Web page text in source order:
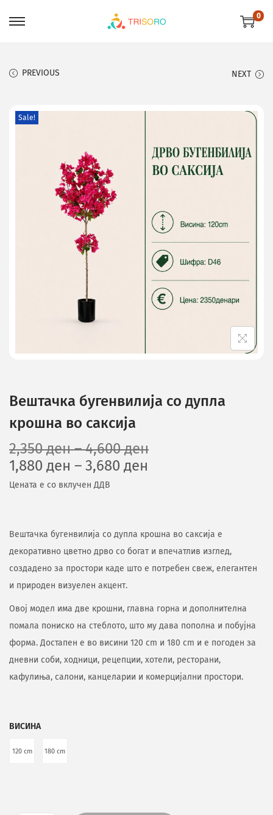
0
PREVIOUS NEXT
Sale!
Вештачка бугенвилија со дупла
крошна во саксија
2,350ден–4,600ден
1,880 ден – 3,680 ден
Цената е со вклучен ДДВ
Вештачка бугенвилија со дупла крошна во саксија е
декоративно цветно дрво со богат и впечатлив изглед,
создадено за простори каде што е потребен свеж, елегантен
и природен визуелен акцент.
Овој модел има две крошни, главна горна и дополнителна
помала пониско на стеблото, што му дава пополна и побујна
форма. Достапен е во висини 120 cm и 180 cm и е погоден за
дневни соби, ходници, рецепции, хотели, ресторани,
кафулиња, салони, канцеларии и комерцијални простори.
ВИСИНА
120 cm 180 cm